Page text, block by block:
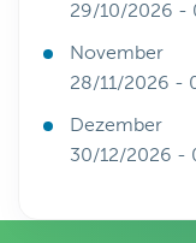
29/10/2026 -
November
28/11/2026 -
Dezember
30/12/2026 -